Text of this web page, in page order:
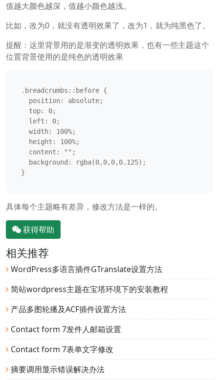
值越大颜色越深，值越小颜色越浅。
比如，改为0，就没有透明效果了，改为1，就为纯黑色了。
提醒：这里背景用的是渐变的透明效果，也有一些主题这个
位置背景使用的是纯色的透明效果
.breadcrumbs::before {
}
具体每个主题略有差异，修改方法是一样的。
获得帮助
相关推荐
WordPress多语言插件GTranslate设置方法
简站wordpress主题在宝塔环境下的安装教程
产品多图轮播及ACF插件设置方法
Contact form 7发件人邮箱设置
Contact form 7表单文字修改
摘要调用显示错误解决办法